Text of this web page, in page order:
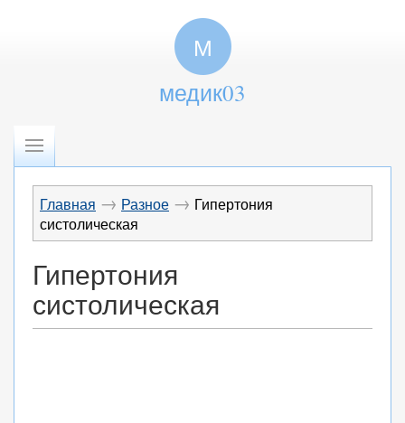
М
медик03
Главная → Разное → Гипертония
систолическая
Гипертония
систолическая